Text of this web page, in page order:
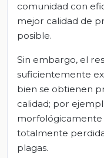
comunidad con
mejor calidad de
posible.
Sin embargo, el
suficientemente
bien se obtienen
calidad; por
morfológicamente
totalmente
plagas.